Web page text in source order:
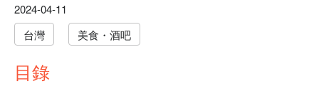
2024-04-11
台灣
美食・酒吧
目錄